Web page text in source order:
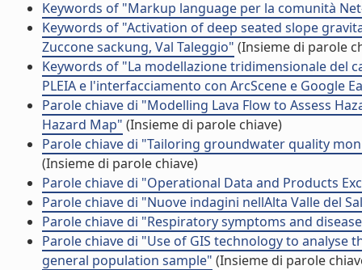
Keywords of "Markup language per la comunità
Keywords of "Activation of deep seated slope
Zuccone sackung, Val Taleggio" (Insieme di parole
Keywords of "La modellazione tridimensionale del
PLEIA e l'interfacciamento con ArcScene e Google
Parole chiave di "Modelling Lava Flow to Assess
Hazard Map" (Insieme di parole chiave)
Parole chiave di "Tailoring groundwater quality
(Insieme di parole chiave)
Parole chiave di "Operational Data and Products
Parole chiave di "Nuove indagini nellAlta Valle del
Parole chiave di "Respiratory symptoms and
Parole chiave di "Use of GIS technology to
general population sample" (Insieme di parole